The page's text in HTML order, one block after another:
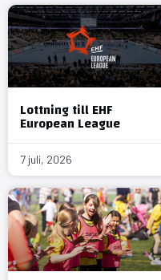
Lottning till EHF
European League
7 juli, 2026